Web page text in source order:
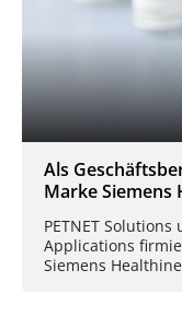
Als
Marke Siemens
PETNET
Applications
Siemens